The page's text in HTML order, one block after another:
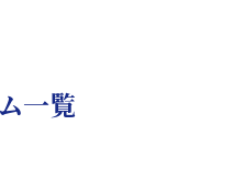
一覧